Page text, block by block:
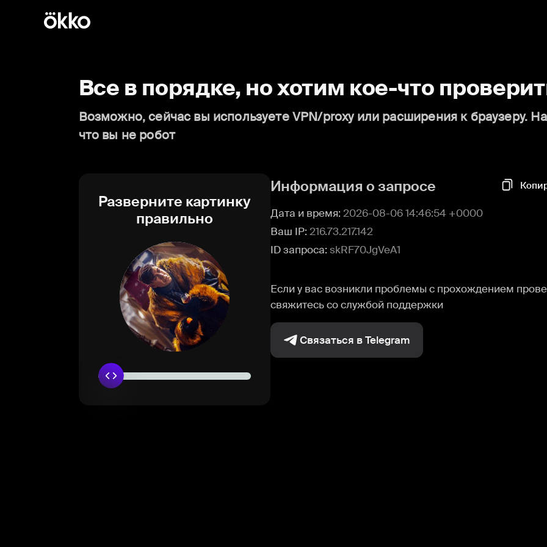
Все в порядке, но хотим кое-что
Возможно, сейчас вы используете VPN/proxy или расширения к браузеру.
что вы не робот
Разверните картинку
правильно
Информация о запросе
Дата и время: 2026-08-06 14:46:54 +0000
Ваш IP: 216.73.217.142
ID запроса: skRF70JgVeA1
Если у вас возникли проблемы с прохождением
свяжитесь со службой поддержки
Связаться в Telegram